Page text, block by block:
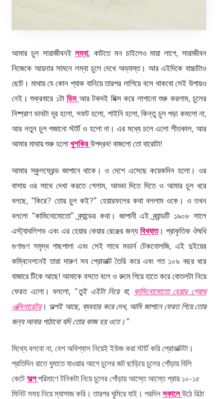
আমার চুল সারাজীবনইলম্বা, কাটতে মন চাইলেও মায়া লাগে, সারাজীবন
নিজেকে আয়নার সামনে লম্বা চুলে দেখে অভ্যস্ত। আর এইদিকে বাচ্চাটাও
ছোট। মাথায় যে কোন প্যাক বানিয়ে তারপর লাগিয়ে বসে থাকবো সেই উপায়ও
নেই। শুক্রবারে ১টাডিম আর টকদই মিক্স করে লাগানো শুরু করলাম, চুলের
নিষ্প্রাণ ভাবটা দূর হলো, সফট হলো, শাইনি হলো, কিন্তু চুল পড়া কমলো না,
আর নতুন চুল গজানো স্টার্ট ও হলো না। এর মধ্যে চলে এলো শীতকাল, আর
আমার মাথায় শুরু হলোখুশকির উপদ্রব! বাজলো তো বারোটা!
আমার স্কুলফ্রেন্ড জাপানে থাকে। ও দেশে এসেছে কয়েকদিন হলো। ওর
বাসায় ওর সাথে দেখা করতে গেলাম, আড্ডা দিতে দিতে ও আমার চুল ধরে
বলছে, “কিরে? তোর চুল কই?” হেয়ারফলের কথা বললাম ওকে। ও তখন
বললো “কামিনোমোতো” ব্র্যান্ডের কথা। জাপানী এই ব্র্যান্ডটি ১৯০৮ সালে
এস্ট্যাবলিশড এবং এর হেয়ার কেয়ার রেঞ্জের জন্যবিখ্যাত। প্রাকৃতিক ঔষধি
গুণাগুণ সমৃদ্ধ গাছপালা এবং সেই সাথে মডার্ন টেকনোলজি, এই দুইয়ের
কম্বিনেশনেই তারা দারুণ সব প্রোডাক্ট তৈরি করে এবং গত ১০৯ বছর ধরে
বাজারে টিকে আছে! আমাকে বসতে বলে ও রুমে গিয়ে হাতে করে বোতলটা নিয়ে
ফেরত এলো। বললো, “তুই এইটা নিয়ে যা, কামিনোমোতো হেয়ার গ্রোথ
এক্সিলারেটর। অল্পই আছে, ব্যবহার করে দেখ, আমি জাপানে ফেরত গিয়ে তোর
জন্য আবার পাঠাবো যদি তোর কাজ হয় ওতে।”
মিথ্যে বলবো না, বেশ অবিশ্বাস নিয়েই ইউজ করা স্টার্ট করি প্রোডাক্টটা।
প্রতিদিন রাতে ঘুমাতে যাওয়ার আগে চুলের জট ছাড়িয়ে চুলের গোঁড়ায় বিলি
কেটে অল্প পরিমাণে টনিকটা নিয়ে চুলের গোঁড়ায় আস্তে আস্তে প্রায় ১০-১৫
মিনিট সময় নিয়ে ম্যাসাজ করি। তারপর ঘুমিয়ে যাই। পরদিন সকালে উঠে রিঠা